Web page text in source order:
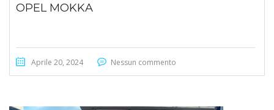
OPEL MOKKA
Aprile 20, 2024 Nessun commento